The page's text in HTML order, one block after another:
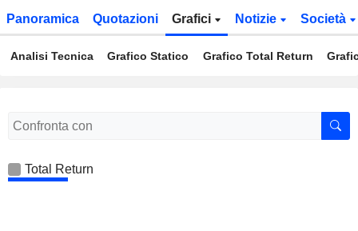
Panoramica Quotazioni Grafici Notizie Società
Analisi Tecnica Grafico Statico Grafico Total Return
Total Return